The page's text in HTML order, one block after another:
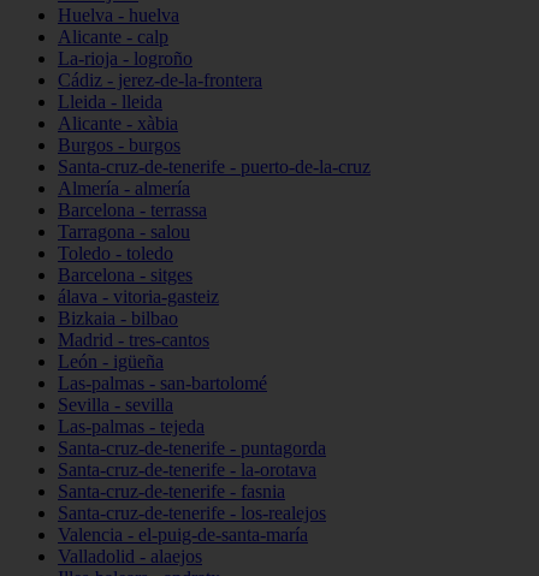
Huelva - huelva
Alicante - calp
La-rioja - logroño
Cádiz - jerez-de-la-frontera
Lleida - lleida
Alicante - xàbia
Burgos - burgos
Santa-cruz-de-tenerife - puerto-de-la-cruz
Almería - almería
Barcelona - terrassa
Tarragona - salou
Toledo - toledo
Barcelona - sitges
álava - vitoria-gasteiz
Bizkaia - bilbao
Madrid - tres-cantos
León - igüeña
Las-palmas - san-bartolomé
Sevilla - sevilla
Las-palmas - tejeda
Santa-cruz-de-tenerife - puntagorda
Santa-cruz-de-tenerife - la-orotava
Santa-cruz-de-tenerife - fasnia
Santa-cruz-de-tenerife - los-realejos
Valencia - el-puig-de-santa-maría
Valladolid - alaejos